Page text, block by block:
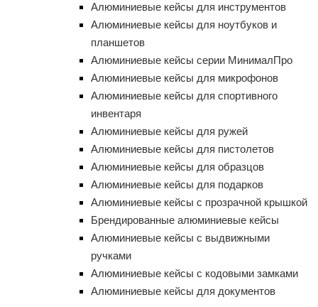
Алюминиевые кейсы для инструментов
Алюминиевые кейсы для ноутбуков и
планшетов
Алюминиевые кейсы серии МинималПро
Алюминиевые кейсы для микрофонов
Алюминиевые кейсы для спортивного
инвентаря
Алюминиевые кейсы для ружей
Алюминиевые кейсы для пистолетов
Алюминиевые кейсы для образцов
Алюминиевые кейсы для подарков
Алюминиевые кейсы с прозрачной крышкой
Брендированные алюминиевые кейсы
Алюминиевые кейсы с выдвижными
ручками
Алюминиевые кейсы с кодовыми замками
Алюминиевые кейсы для документов